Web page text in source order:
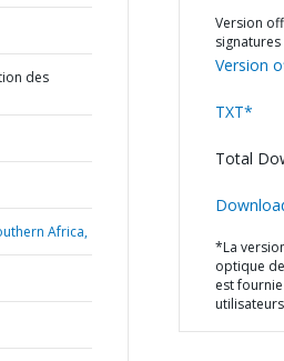
des
Africa,
Version
Version
TXT*
Total
*La
optique
est